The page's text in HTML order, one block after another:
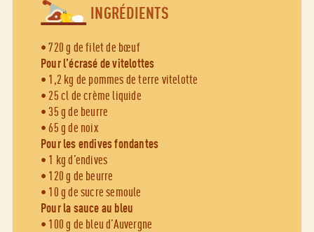
INGRÉDIENTS
• 720 g de filet de bœuf
Pour l’écrasé de vitelottes
• 1,2 kg de pommes de terre vitelotte
• 25 cl de crème liquide
• 35 g de beurre
• 65 g de noix
Pour les endives fondantes
• 1 kg d’endives
• 120 g de beurre
• 10 g de sucre semoule
Pour la sauce au bleu
• 100 g de bleu d’Auvergne